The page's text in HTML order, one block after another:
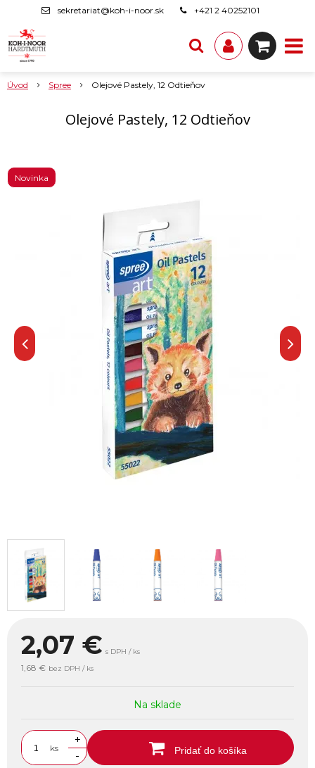
sekretariat@koh-i-noor.sk +421 2 40252101
Úvod Spree Olejové Pastely, 12 Odtieňov
Olejové Pastely, 12 Odtieňov
Novinka
2,07 € s DPH / ks
1,68 € bez DPH / ks
Na sklade
ks
+
-
Pridať do košíka